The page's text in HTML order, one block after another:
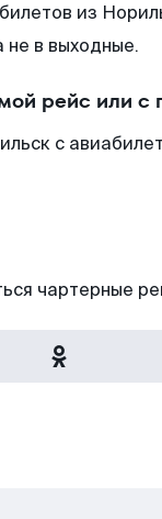
из
не в выходные.
рейс или с
с
чартерные